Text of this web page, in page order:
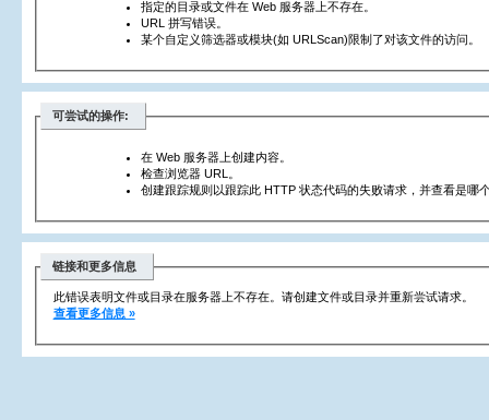
指定的目录或文件在 Web 服务器上不存在。
URL 拼写错误。
某个自定义筛选器或模块(如 URLScan)限制了对该文件的访问。
可尝试的操作:
在 Web 服务器上创建内容。
检查浏览器 URL。
创建跟踪规则以跟踪此 HTTP 状态代码的失败请求，并查看是哪
链接和更多信息
此错误表明文件或目录在服务器上不存在。请创建文件或目录并重新尝试请求。
查看更多信息 »